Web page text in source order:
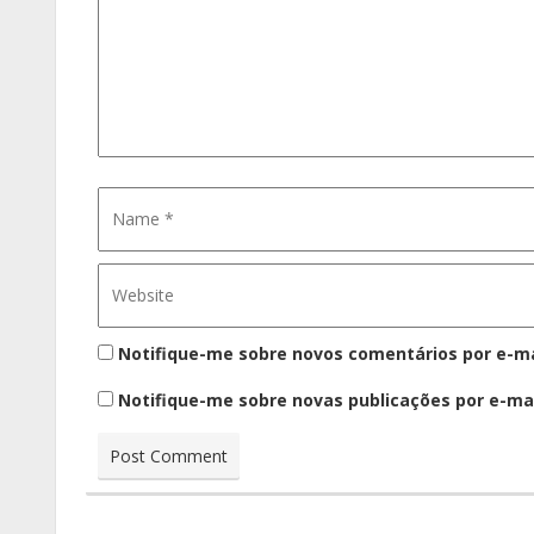
Notifique-me sobre novos comentários por e-
Notifique-me sobre novas publicações por e-